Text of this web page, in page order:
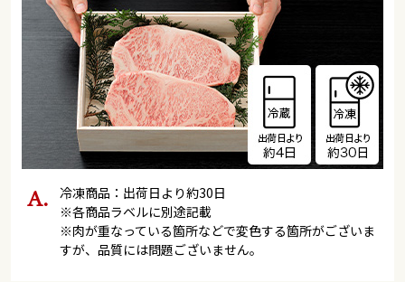
冷凍商品：出荷日より約30日
※各商品ラベルに別途記載
※肉が重なっている箇所などで変色する箇所がございま
すが、品質には問題ございません。